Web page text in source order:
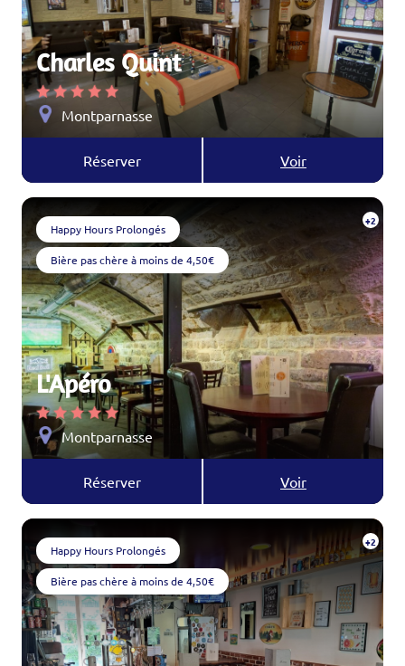
Charles Quint
Montparnasse
Réserver Voir
Happy Hours Prolongés
Bière pas chère à moins de 4,50€
+2
L'Apéro
Montparnasse
Réserver Voir
Happy Hours Prolongés
Bière pas chère à moins de 4,50€
+2